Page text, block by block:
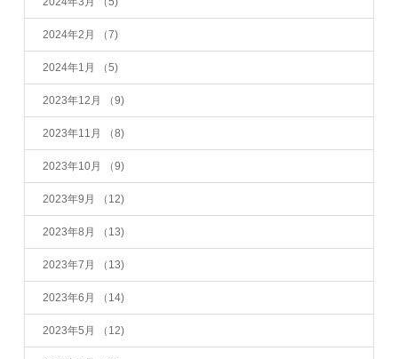
2024年2月 （7)
2024年1月 （5)
2023年12月 （9)
2023年11月 （8)
2023年10月 （9)
2023年9月 （12)
2023年8月 （13)
2023年7月 （13)
2023年6月 （14)
2023年5月 （12)